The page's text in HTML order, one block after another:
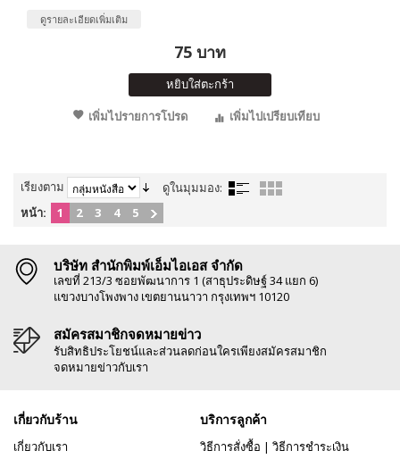
ดูรายละเอียดเพิ่มเติม
75 บาท
หยิบใส่ตะกร้า
เพิ่มไปรายการโปรด
เพิ่มไปเปรียบเทียบ
เรียงตาม
ดูในมุมมอง:
หน้า:
1 2 3 4 5
บริษัท สำนักพิมพ์เอ็มไอเอส จำกัด
เลขที่ 213/3 ซอยพัฒนาการ 1 (สาธุประดิษฐ์ 34 แยก 6)
แขวงบางโพงพาง เขตยานนาวา กรุงเทพฯ 10120
สมัครสมาชิกจดหมายข่าว
รับสิทธิประโยชน์และส่วนลดก่อนใครเพียงสมัครสมาชิก
จดหมายข่าวกับเรา
เกี่ยวกับร้าน
เกี่ยวกับเรา
บริการลูกค้า
วิธีการสั่งซื้อ | วิธีการชำระเงิน